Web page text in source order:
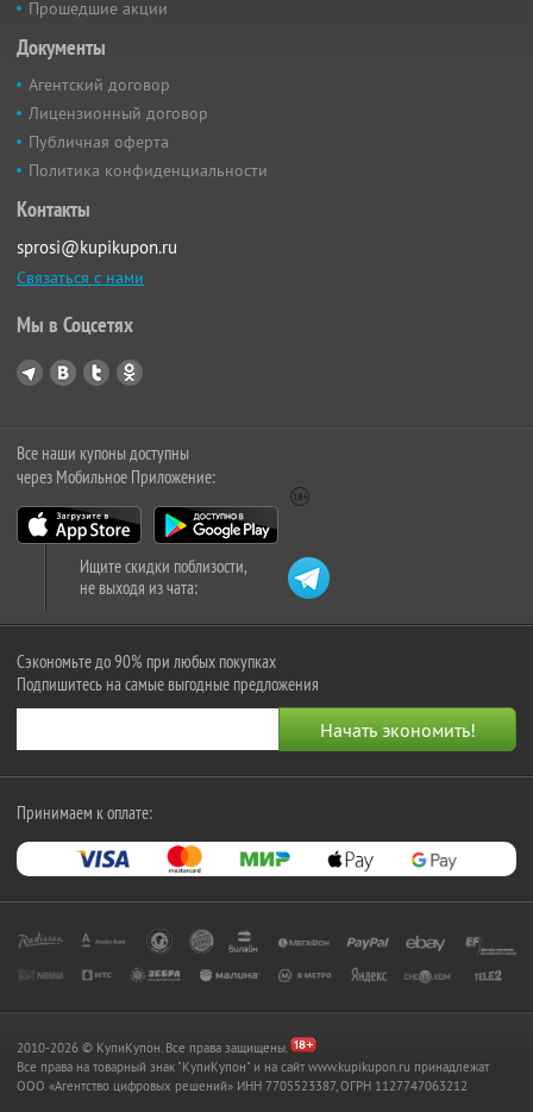
Прошедшие акции
Документы
Агентский договор
Лицензионный договор
Публичная оферта
Политика конфиденциальности
Контакты
sprosi@kupikupon.ru
Связаться с нами
Мы в Соцсетях
Все наши купоны доступны
через Мобильное Приложение:
Ищите скидки поблизости,
не выходя из чата:
Сэкономьте до 90% при любых покупках
Подпишитесь на самые выгодные предложения
Принимаем к оплате:
2010-2026 © КупиКупон. Все права защищены.
Все права на товарный знак "КупиКупон" и на сайт www.kupikupon.ru принадлежат
OOO «Агентство цифровых решений» ИНН 7705523387, ОГРН 1127747063212